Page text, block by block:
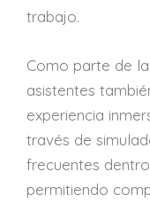
trabajo.
Como parte de
asistentes
experiencia
través de
frecuentes
permitiendo